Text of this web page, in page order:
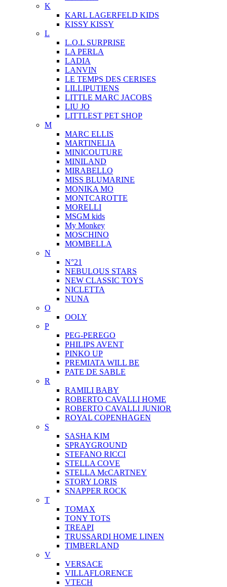
K
KARL LAGERFELD KIDS
KISSY KISSY
L
L.O.L SURPRISE
LA PERLA
LADIA
LANVIN
LE TEMPS DES CERISES
LILLIPUTIENS
LITTLE MARC JACOBS
LIU JO
LITTLEST PET SHOP
M
MARC ELLIS
MARTINELIA
MINICOUTURE
MINILAND
MIRABELLO
MISS BLUMARINE
MONIKA MO
MONTCAROTTE
MORELLI
MSGM kids
My Monkey
MOSCHINO
MOMBELLA
N
N°21
NEBULOUS STARS
NEW CLASSIC TOYS
NICLETTA
NUNA
O
OOLY
P
PEG-PEREGO
PHILIPS AVENT
PINKO UP
PREMIATA WILL BE
PATE DE SABLE
R
RAMILI BABY
ROBERTO CAVALLI HOME
ROBERTO CAVALLI JUNIOR
ROYAL COPENHAGEN
S
SASHA KIM
SPRAYGROUND
STEFANO RICCI
STELLA COVE
STELLA McCARTNEY
STORY LORIS
SNAPPER ROCK
T
TOMAX
TONY TOTS
TREAPI
TRUSSARDI HOME LINEN
TIMBERLAND
V
VERSACE
VILLAFLORENCE
VTECH